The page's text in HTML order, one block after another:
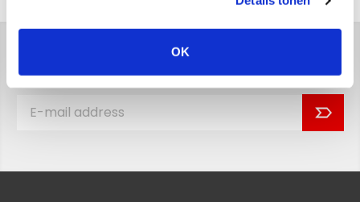
OK
Stay up to date with the latest news!